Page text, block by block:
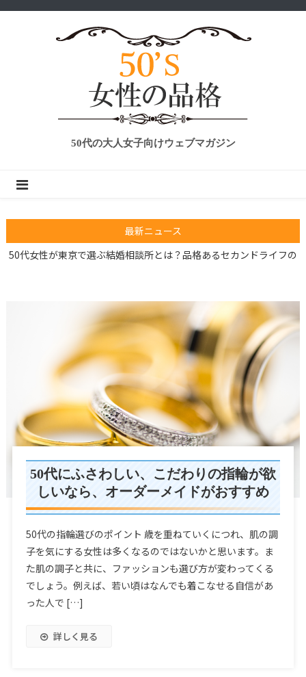
50代の大人女子向けウェブマガジン
最新ニュース
気づいてますか？香典返しのマナーをしていない人が知らないこと
50代女性が東京で選ぶ結婚相談所とは？品格あるセカンドライフの
今からでも遅くない！筋トレを始めよう
50代でも結婚する！ 50代で婚活を成功させる方法
カタログギフトを贈って親孝行
気づいてますか？香典返しのマナーをしていない人が知らないこと
50代女性が東京で選ぶ結婚相談所とは？品格あるセカンドライフの
パートナー探し｜50’S女性の品格
50代にふさわしい、こだわりの指輪が欲
しいなら、オーダーメイドがおすすめ
50代の指輪選びのポイント 歳を重ねていくにつれ、肌の調
子を気にする女性は多くなるのではないかと思います。ま
た肌の調子と共に、ファッションも選び方が変わってくる
でしょう。例えば、若い頃はなんでも着こなせる自信があ
った人で […]
詳しく見る